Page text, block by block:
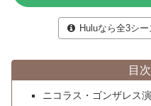
Huluなら全3シ
目次
ニコラス・ゴンザレス